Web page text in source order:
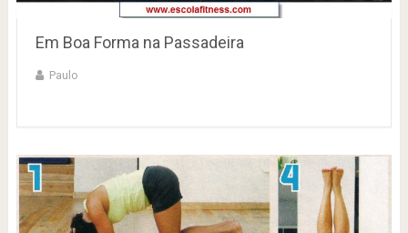
Em Boa Forma na Passadeira
Paulo